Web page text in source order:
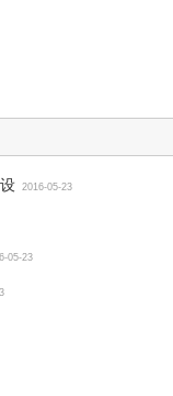
2016-05-23
05-23